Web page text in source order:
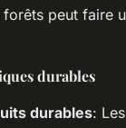
peut faire
durables
durables: Les